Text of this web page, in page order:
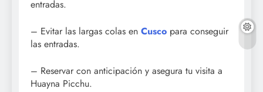
entradas.
– Evitar las largas colas en Cusco para conseguir
las entradas.
– Reservar con anticipación y asegura tu visita a
Huayna Picchu.